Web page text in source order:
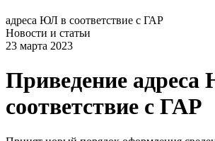
адреса ЮЛ в соответствие с ГАР
Новости и статьи
23 марта 2023
Приведение
соответствие с ГАР